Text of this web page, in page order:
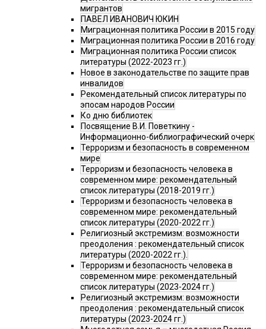
мигрантов
ПАВЕЛ ИВАНОВИЧ ЮКИН
Миграционная политика России в 2015 году
Миграционная политика России в 2016 году
Миграционная политика России список
литературы (2022-2023 гг.)
Новое в законодательстве по защите прав
инвалидов
Рекомендательный список литературы по
эпосам народов России
Ко дню библиотек
Посвящение В.И. Поветкину -
Информационно-библиографический очерк
Терроризм и безопасность в современном
мире
Терроризм и безопасность человека в
современном мире: рекомендательный
список литературы (2018-2019 гг.)
Терроризм и безопасность человека в
современном мире: рекомендательный
список литературы (2020-2022 гг.)
Религиозный экстремизм: возможности
преодоления : рекомендательный список
литературы (2020-2022 гг.).
Терроризм и безопасность человека в
современном мире: рекомендательный
список литературы (2023-2024 гг.)
Религиозный экстремизм: возможности
преодоления : рекомендательный список
литературы (2023-2024 гг.)